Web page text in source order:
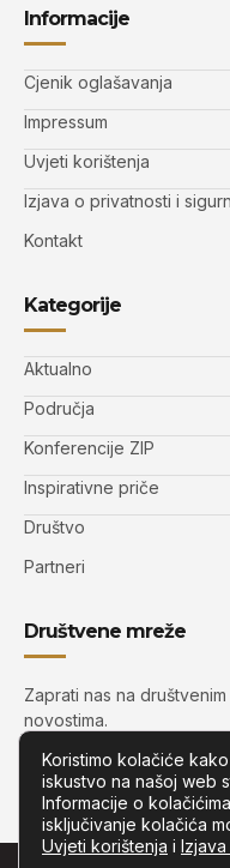
Informacije
Cjenik oglašavanja
Impressum
Uvjeti korištenja
Izjava o privatnosti i
Kontakt
Kategorije
Aktualno
Područja
Konferencije ZIP
Inspirativne priče
Društvo
Partneri
Društvene mreže
Zaprati nas na
novostima.
Koristimo kolačiće
iskustvo na našoj web
Informacije o
isključivanje kolačića
Uvjeti korištenja i